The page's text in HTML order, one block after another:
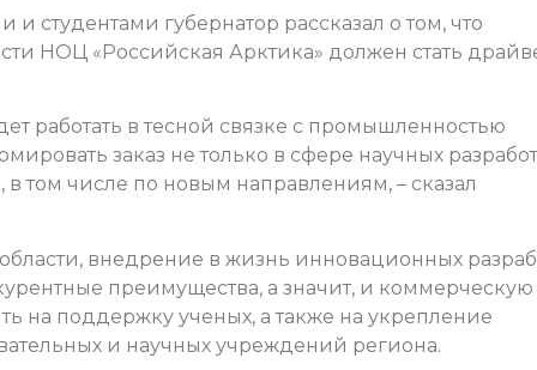
студентами губернатор рассказал о том, что
НОЦ «Российская Арктика» должен стать
работать в тесной связке с промышленностью
заказ не только в сфере научных
том числе по новым направлениям, – сказал
внедрение в жизнь инновационных
преимущества, а значит, и коммерческую
на поддержку ученых, а также на укрепление
и научных учреждений региона.